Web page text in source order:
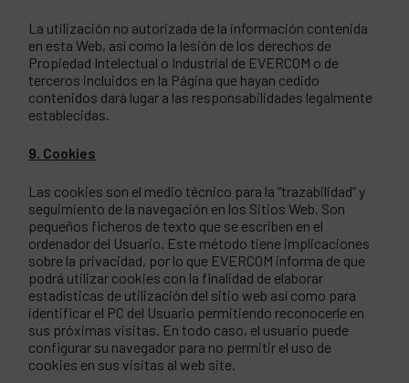
La utilización no autorizada de la información contenida
en esta Web, así como la lesión de los derechos de
Propiedad Intelectual o Industrial de EVERCOM o de
terceros incluidos en la Página que hayan cedido
contenidos dará lugar a las responsabilidades legalmente
establecidas.
9. Cookies
Las cookies son el medio técnico para la “trazabilidad” y
seguimiento de la navegación en los Sitios Web. Son
pequeños ficheros de texto que se escriben en el
ordenador del Usuario. Este método tiene implicaciones
sobre la privacidad, por lo que EVERCOM informa de que
podrá utilizar cookies con la finalidad de elaborar
estadísticas de utilización del sitio web así como para
identificar el PC del Usuario permitiendo reconocerle en
sus próximas visitas. En todo caso, el usuario puede
configurar su navegador para no permitir el uso de
cookies en sus visitas al web site.